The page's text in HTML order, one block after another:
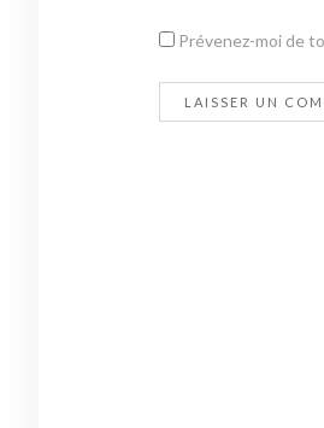
Prévenez-moi de